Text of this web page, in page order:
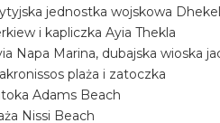
jednostka wojskowa
i kapliczka Ayia Thekla
Napa Marina, dubajska wioska
plaża i zatoczka
Adams Beach
Nissi Beach